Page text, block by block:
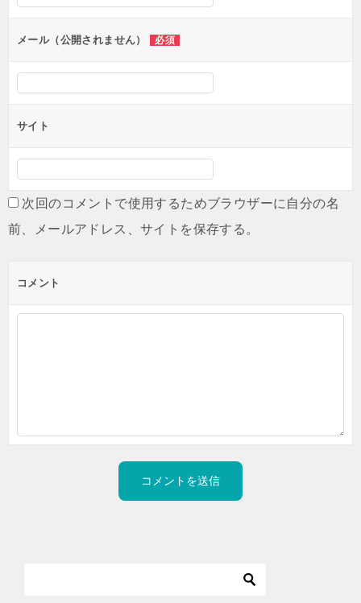
ンメール（公開されません） 必須
サイト
次回のコメントで使用するためブラウザーに自分の名
前、メールアドレス、サイトを保存する。
コメント